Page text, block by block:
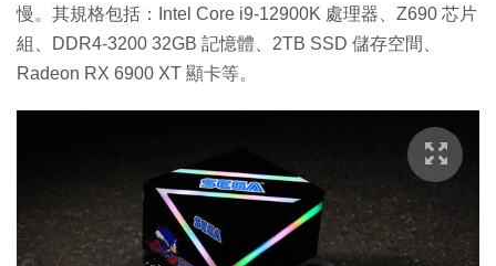
慢。其規格包括：Intel Core i9-12900K 處理器、Z690 芯片
組、DDR4-3200 32GB 記憶體、2TB SSD 儲存空間、
Radeon RX 6900 XT 顯卡等。